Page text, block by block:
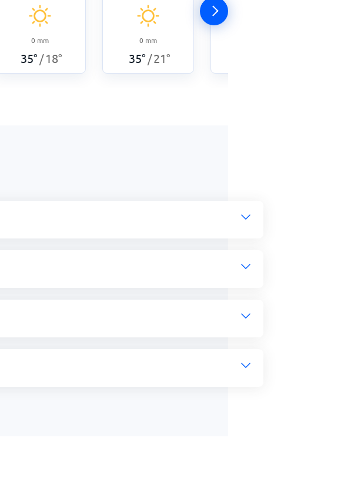
0 mm
35° / 18°
0 mm
35° /21°